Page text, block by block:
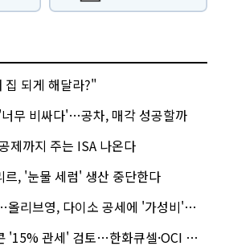
되게 해달라?"
무 비싸다'…공차, 매각 성공할까
제까지 주는 ISA 나온다
르, '눈물 세럼' 생산 중단한다
브영, 다이소 공세에 '가성비'로 맞불
관세' 검토…한화큐셀·OCI 영향은?